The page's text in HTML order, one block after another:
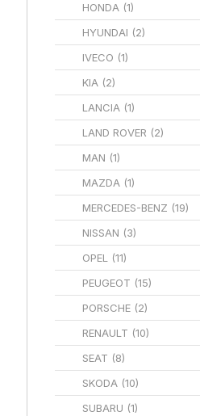
HONDA (1)
HYUNDAI (2)
IVECO (1)
KIA (2)
LANCIA (1)
LAND ROVER (2)
MAN (1)
MAZDA (1)
MERCEDES-BENZ (19)
NISSAN (3)
OPEL (11)
PEUGEOT (15)
PORSCHE (2)
RENAULT (10)
SEAT (8)
SKODA (10)
SUBARU (1)